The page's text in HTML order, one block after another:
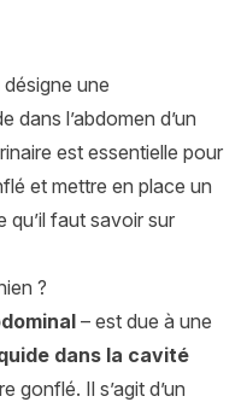
traitement
désigne une
dans l’abdomen d’un
est essentielle pour
et mettre en place un
qu’il faut savoir sur
?
– est due à une
dans la cavité
gonflé. Il s’agit d’un